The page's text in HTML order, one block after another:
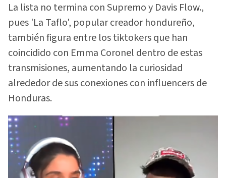
La lista no termina con Supremo y Davis Flow.,
pues 'La Taflo', popular creador hondureño,
también figura entre los tiktokers que han
coincidido con Emma Coronel dentro de estas
transmisiones, aumentando la curiosidad
alrededor de sus conexiones con influencers de
Honduras.